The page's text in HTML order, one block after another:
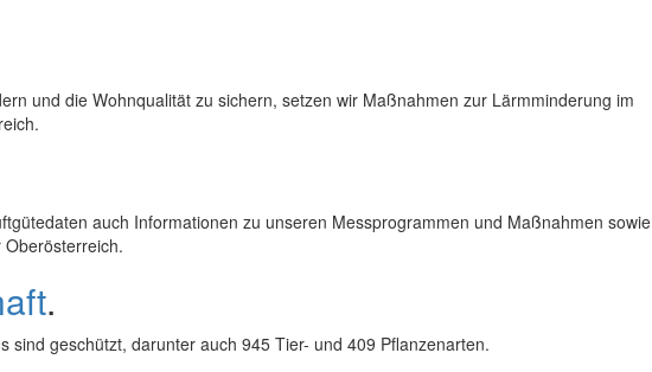
und die Wohnqualität zu sichern, setzen wir Maßnahmen zur Lärmminderung im
auch Informationen zu unseren Messprogrammen und Maßnahmen sowie
.
sind geschützt, darunter auch 945 Tier- und 409 Pflanzenarten.